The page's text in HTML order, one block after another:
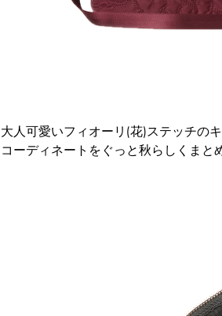
大人可愛いフィオーリ(花)ステッチの
コーディネートをぐっと秋らしくまと